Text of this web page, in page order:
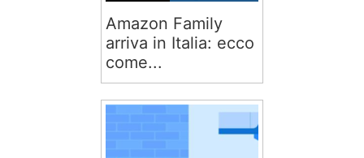
Amazon Family
arriva in Italia: ecco
come...